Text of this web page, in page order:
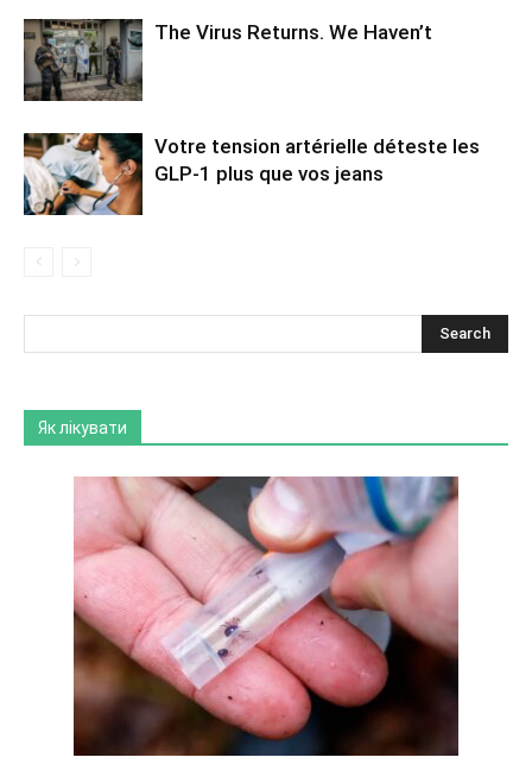
The Virus Returns. We Haven’t
Votre tension artérielle déteste les
GLP-1 plus que vos jeans
Як лікувати